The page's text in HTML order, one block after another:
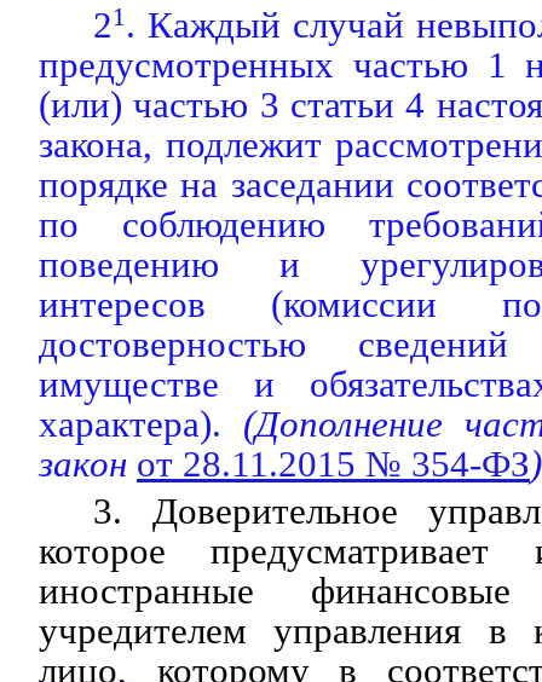
21 . Каждый случай
предусмотренных частью 1
(или) частью 3 статьи 4
закона, подлежит
порядке на заседании
по соблюдению
поведению и
интересов (комиссии
достоверностью
имуществе и
характера). (Дополнение
закон от 28.11.2015 № 354-ФЗ)
3. Доверительное
которое предусматривает
иностранные
учредителем управления в
лицо, которому в